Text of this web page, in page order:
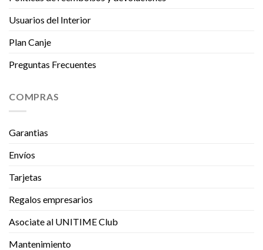
Usuarios del Interior
Plan Canje
Preguntas Frecuentes
COMPRAS
Garantias
Envíos
Tarjetas
Regalos empresarios
Asociate al UNITIME Club
Mantenimiento